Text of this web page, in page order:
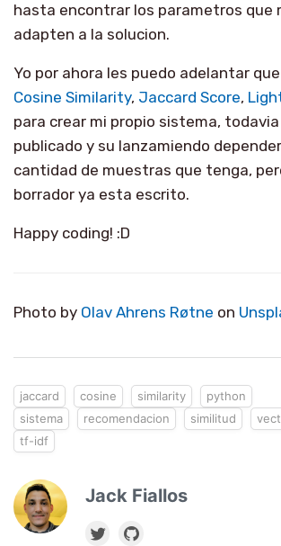
hasta encontrar los parametros que
adapten a la solucion.
Yo por ahora les puedo adelantar
Cosine Similarity, Jaccard Score,
para crear mi propio sistema,
publicado y su lanzamiendo
cantidad de muestras que tenga,
borrador ya esta escrito.
Happy coding! :D
Photo by Olav Ahrens Røtne on
jaccard cosine similarity
python
sistema
recomendacion similitud
tf-idf
Jack Fiallos